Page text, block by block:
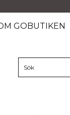
GOBUTIKEN